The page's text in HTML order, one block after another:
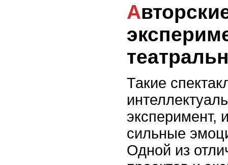
Авторские проекты и
Такие
эксперимент,
сильные
Одной из